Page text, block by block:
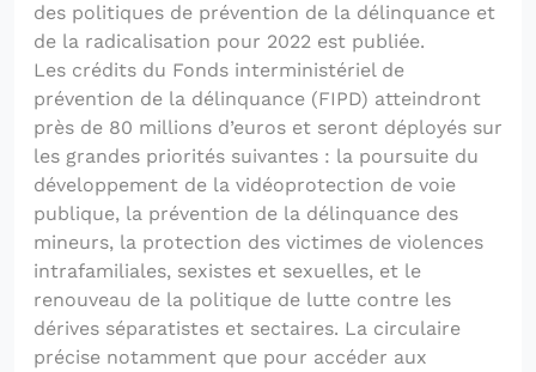
des politiques de prévention de la délinquance et
de la radicalisation pour 2022 est publiée.
Les crédits du Fonds interministériel de
prévention de la délinquance (FIPD) atteindront
près de 80 millions d’euros et seront déployés sur
les grandes priorités suivantes : la poursuite du
développement de la vidéoprotection de voie
publique, la prévention de la délinquance des
mineurs, la protection des victimes de violences
intrafamiliales, sexistes et sexuelles, et le
renouveau de la politique de lutte contre les
dérives séparatistes et sectaires. La circulaire
précise notamment que pour accéder aux